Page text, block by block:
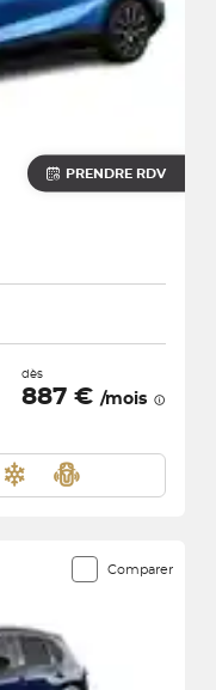
PRENDRE RDV
dès
887 € /mois
Comparer